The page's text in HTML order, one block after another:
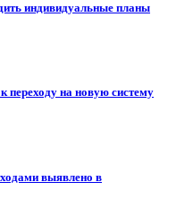
индивидуальные планы
переходу на новую систему
выявлено в